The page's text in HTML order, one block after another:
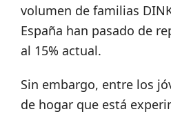
volumen de familias
España han pasado de
al 15% actual.
Sin embargo, entre los
de hogar que está